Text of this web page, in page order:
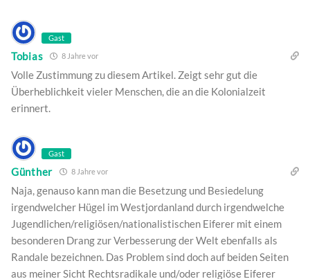
Gast
Tobias 8 Jahre vor
Volle Zustimmung zu diesem Artikel. Zeigt sehr gut die
Überheblichkeit vieler Menschen, die an die Kolonialzeit
erinnert.
Gast
Günther 8 Jahre vor
Naja, genauso kann man die Besetzung und Besiedelung
irgendwelcher Hügel im Westjordanland durch irgendwelche
Jugendlichen/religiösen/nationalistischen Eiferer mit einem
besonderen Drang zur Verbesserung der Welt ebenfalls als
Randale bezeichnen. Das Problem sind doch auf beiden Seiten
aus meiner Sicht Rechtsradikale und/oder religiöse Eiferer